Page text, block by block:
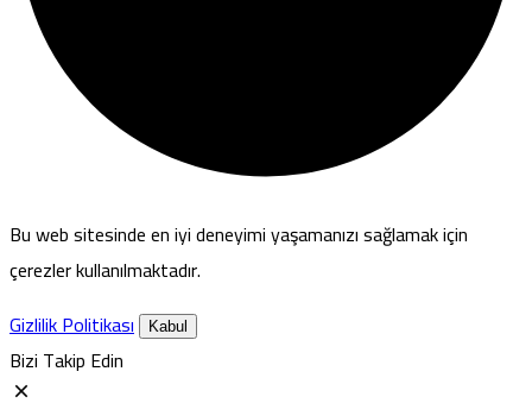
Bu web sitesinde en iyi deneyimi yaşamanızı sağlamak için
çerezler kullanılmaktadır.
Gizlilik Politikası
Kabul
Bizi Takip Edin